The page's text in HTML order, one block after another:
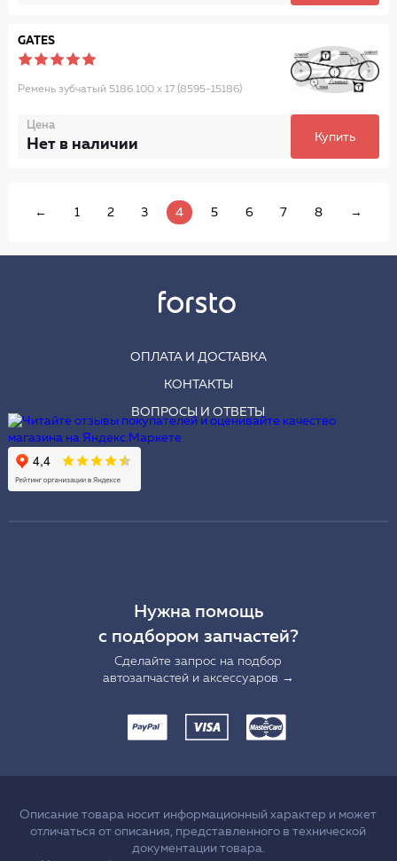
GATES
Ремень зубчатый 5186 100 x 17 (8595-15186)
Цена
Нет в наличии Купить
← 1 2 3 4 5 6 7 8 →
ОПЛАТА И ДОСТАВКА
КОНТАКТЫ
ВОПРОСЫ И ОТВЕТЫ
Нужна помощь
с подбором запчастей?
Сделайте запрос на подбор
автозапчастей и аксессуаров →
Описание товара носит информационный характер и может
отличаться от описания, представленного в технической
документации товара.